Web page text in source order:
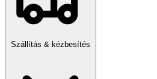
Szállítás & kézbesítés